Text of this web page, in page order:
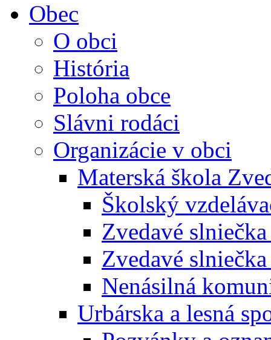
Obec
O obci
História
Poloha obce
Slávni rodáci
Organizácie v obci
Materská škola
Školský
Zvedavé
Zvedavé
Nenásilná
Urbárska a lesná